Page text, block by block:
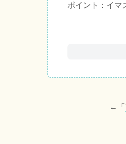
ポイント：イマ
←「